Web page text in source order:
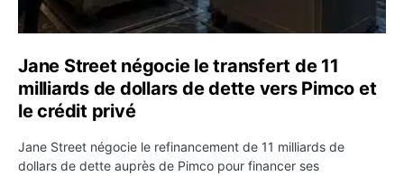
Jane Street négocie le transfert de 11
milliards de dollars de dette vers Pimco et
le crédit privé
Jane Street négocie le refinancement de 11 milliards de
dollars de dette auprès de Pimco pour financer ses